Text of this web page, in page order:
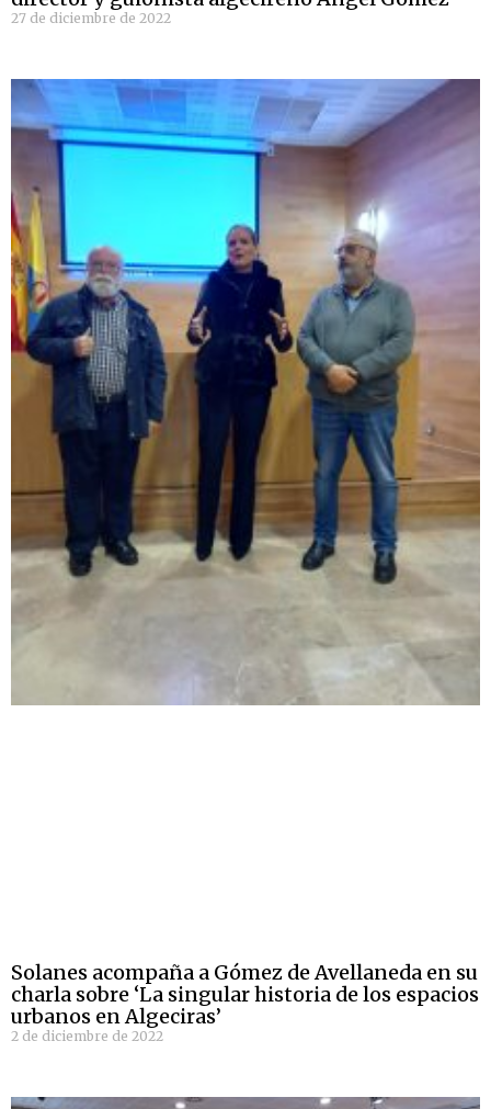
27 de diciembre de 2022
Solanes acompaña a Gómez de Avellaneda en su
charla sobre ‘La singular historia de los espacios
urbanos en Algeciras’
2 de diciembre de 2022